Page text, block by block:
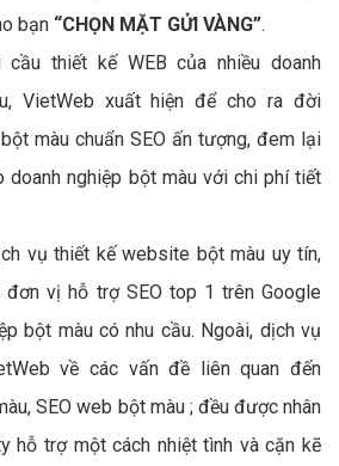
bạn “CHỌN MẶT GỬI VÀNG”.
cầu thiết kế WEB của nhiều doanh
VietWeb xuất hiện để cho ra đời
màu chuẩn SEO ấn tượng, đem lại
doanh nghiệp bột màu với chi phí tiết
vụ thiết kế website bột màu uy tín,
đơn vị hỗ trợ SEO top 1 trên Google
bột màu có nhu cầu. Ngoài, dịch vụ
về các vấn đề liên quan đến
SEO web bột màu ; đều được nhân
hỗ trợ một cách nhiệt tình và cặn kẽ